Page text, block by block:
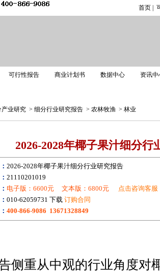
首页
可行性报告 商业计划书 数据中心 资讯中
产业研究 > 细分行业研究报告 > 农林牧渔 > 林业
2026-2028年椰子果汁细分行
2026-2028年椰子果汁细分行业研究报告
21110201019
电子版：6600元 文本版：6800元
点击咨询客服
010-62059731 下载 订购合同
400-866-9086 13671328849
重从中观的行业角度对